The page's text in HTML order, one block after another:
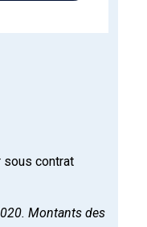
sous contrat
Montants des